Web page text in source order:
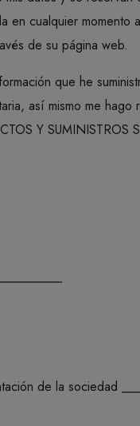
en cualquier
de su página web.
que he
así mismo me
Y
de la sociedad